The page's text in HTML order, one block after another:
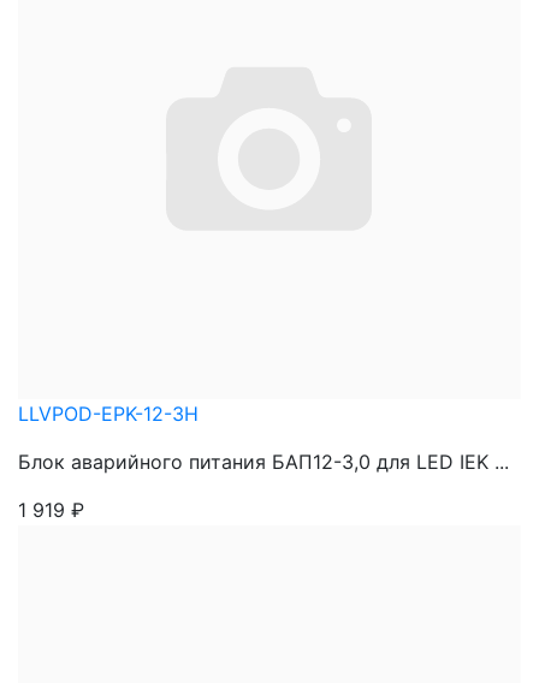
LLVPOD-EPK-12-3H
Блок аварийного питания БАП12-3,0 для LED IEK ...
1 919 ₽